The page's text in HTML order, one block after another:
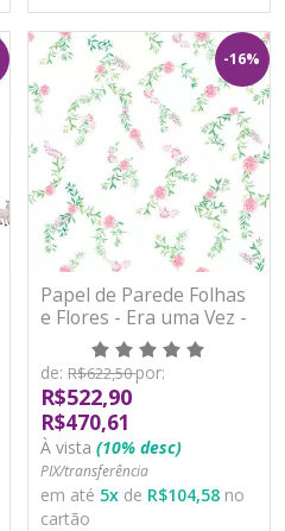
-16%
Papel de Parede Folhas
e Flores - Era uma Vez -
89686 - Vinílico
de: R$622,50por:
R$522,90
R$470,61
À vista (10% desc)
PIX/transferência
em até 5x de R$104,58 no
cartão